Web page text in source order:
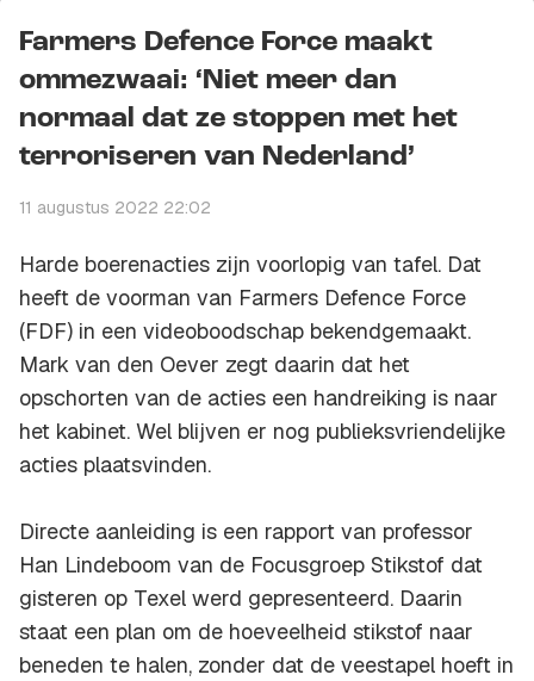
Kopieer link
Farmers Defence Force maakt
ommezwaai: ‘Niet meer dan
normaal dat ze stoppen met het
terroriseren van Nederland’
11 augustus 2022 22:02
Harde boerenacties zijn voorlopig van tafel. Dat
heeft de voorman van Farmers Defence Force
(FDF) in een videoboodschap bekendgemaakt.
Mark van den Oever zegt daarin dat het
opschorten van de acties een handreiking is naar
het kabinet. Wel blijven er nog publieksvriendelijke
acties plaatsvinden.
Directe aanleiding is een rapport van professor
Han Lindeboom van de Focusgroep Stikstof dat
gisteren op Texel werd gepresenteerd. Daarin
staat een plan om de hoeveelheid stikstof naar
beneden te halen, zonder dat de veestapel hoeft in